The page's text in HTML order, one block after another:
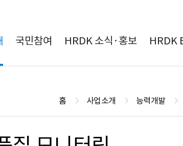
국민참여 HRDK 소식·홍보 HRDK
홈 사업소개 능력개발